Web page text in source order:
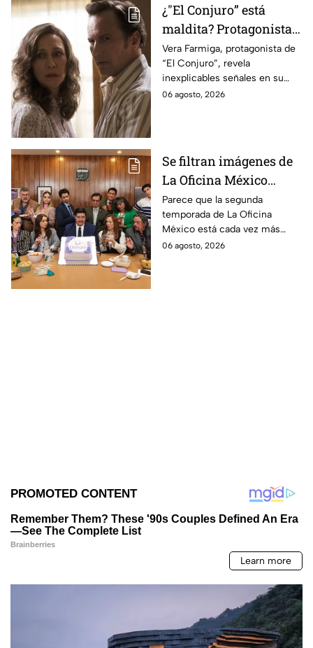
¿"El Conjuro” está
maldita? Protagonista
revela INQUIETANTES
señales en su cuerpo
durante la grabación de
la película
Vera Farmiga, protagonista de
“El Conjuro”, revela
inexplicables señales en su
cuerpo durante el rodaje de la
06 agosto, 2026
Se filtran imágenes de
La Oficina México
temporada 2 y un
detalle desata teorías
entre los fans
Parece que la segunda
temporada de La Oficina
México está cada vez más
cerca, pues el elenco ya se
06 agosto, 2026